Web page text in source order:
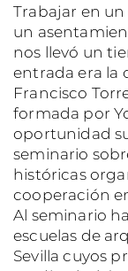
Trabajar en
un
nos llevó un
entrada era la
Francisco
formada por
oportunidad
seminario
históricas
cooperación
Al seminario
escuelas de
Sevilla cuyos